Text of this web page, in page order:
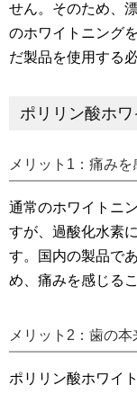
せん。そのため、
のホワイトニング
だ製品を使用する
ポリリン酸ホ
メリット1：痛みを
通常のホワイトニ
すが、過酸化水素
す。国内の製品で
め、痛みを感じる
メリット2：歯の本
ポリリン酸ホワイ